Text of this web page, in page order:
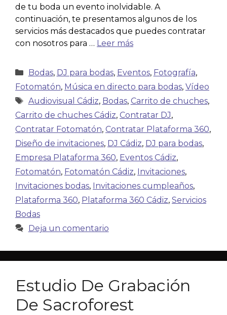
de tu boda un evento inolvidable. A
continuación, te presentamos algunos de los
servicios más destacados que puedes contratar
con nosotros para … Leer más
Bodas, DJ para bodas, Eventos, Fotografía,
Fotomatón, Música en directo para bodas, Vídeo
Audiovisual Cádiz, Bodas, Carrito de chuches,
Carrito de chuches Cádiz, Contratar DJ,
Contratar Fotomatón, Contratar Plataforma 360,
Diseño de invitaciones, DJ Cádiz, DJ para bodas,
Empresa Plataforma 360, Eventos Cádiz,
Fotomatón, Fotomatón Cádiz, Invitaciones,
Invitaciones bodas, Invitaciones cumpleaños,
Plataforma 360, Plataforma 360 Cádiz, Servicios
Bodas
Deja un comentario
Estudio De Grabación
De Sacroforest